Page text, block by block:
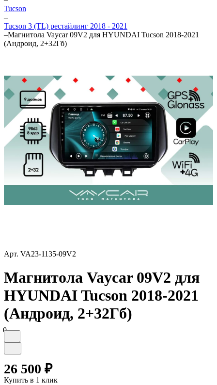
Tucson
–
Tucson 3 (TL) рестайлинг 2018 - 2021
–Магнитола Vaycar 09V2 для HYUNDAI Tucson 2018-2021
(Андроид, 2+32Гб)
Арт. VA23-1135-09V2
Магнитола Vaycar 09V2 для
HYUNDAI Tucson 2018-2021
(Андроид, 2+32Гб)
0
26 500 ₽
Купить в 1 клик